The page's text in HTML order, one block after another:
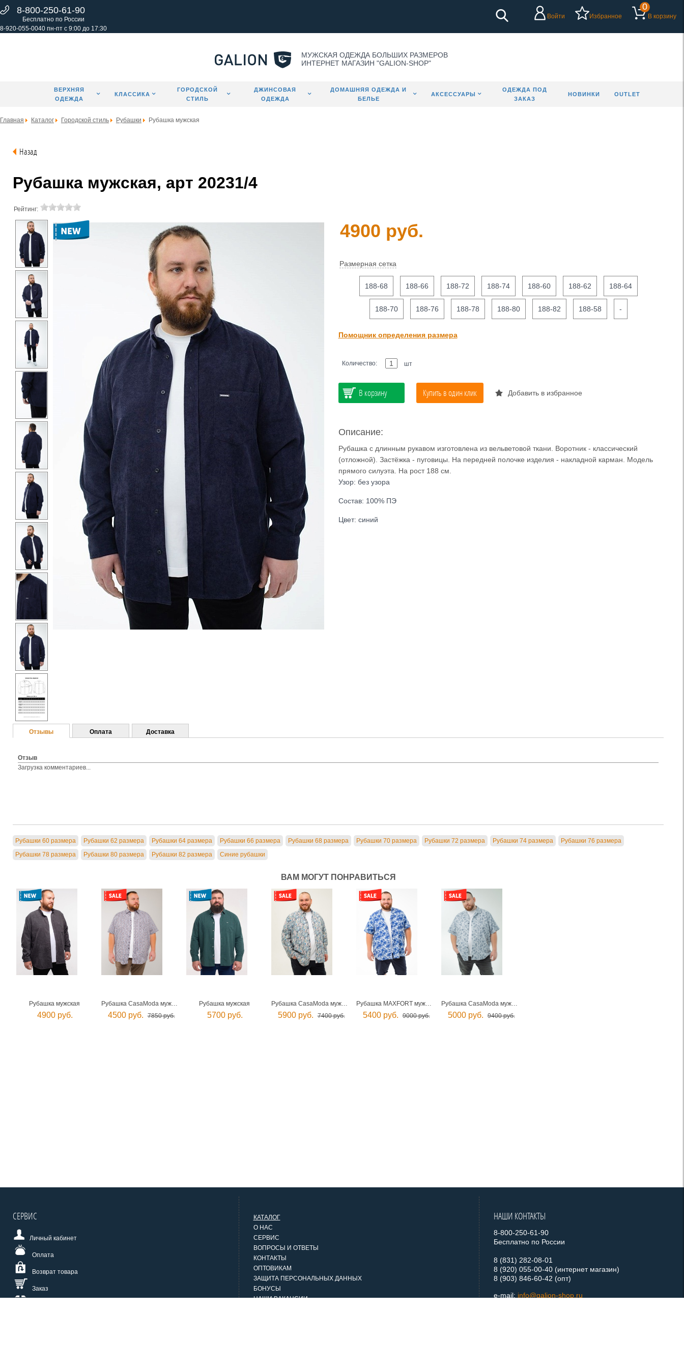
8-800-250-61-90
Бесплатно по России
8-920-055-0040 пн-пт с 9:00 до 17:30
Войти Избранное
0
В корзину
МУЖСКАЯ ОДЕЖДА БОЛЬШИХ РАЗМЕРОВ
ИНТЕРНЕТ МАГАЗИН "GALION-SHOP"
ВЕРХНЯЯ
ОДЕЖДА
КЛАССИКА
ГОРОДСКОЙ
СТИЛЬ
ДЖИНСОВАЯ
ОДЕЖДА
ДОМАШНЯЯ ОДЕЖДА И
БЕЛЬЕ
АКСЕССУАРЫ
ОДЕЖДА ПОД
ЗАКАЗ
НОВИНКИ OUTLET
Главная Каталог Городской стиль Рубашки Рубашка мужская
Назад
Рубашка мужская, арт 20231/4
Рейтинг:
4900 руб.
Размерная сетка
188-68 188-66 188-72 188-74 188-60 188-62 188-64
188-70 188-76 188-78 188-80 188-82 188-58 -
Помощник определения размера
Количество: шт
В корзину Купить в один клик Добавить в избранное
Описание:
Рубашка с длинным рукавом изготовлена из вельветовой ткани. Воротник - классический
(отложной). Застёжка - пуговицы. На передней полочке изделия - накладной карман. Модель
прямого силуэта. На рост 188 см.
Узор: без узора
Состав: 100% ПЭ
Цвет: синий
Отзывы
Отзыв
Загрузка комментариев...
Оплата Доставка
Рубашки 60 размера Рубашки 62 размера Рубашки 64 размера Рубашки 66 размера Рубашки 68 размера Рубашки 70 размера Рубашки 72 размера Рубашки 74 размера
Рубашки 76 размера
Рубашки 78 размера
Рубашки 80 размера Рубашки 82 размера Синие рубашки
ВАМ МОГУТ ПОНРАВИТЬСЯ
Рубашка мужская
4900 руб.
Рубашка CasaModa мужская
4500 руб. 7850 руб.
Рубашка мужская
5700 руб.
Рубашка CasaModa мужская
5900 руб. 7400 руб.
Рубашка MAXFORT мужская
5400 руб. 9000 руб.
Рубашка CasaModa мужская
5000 руб. 9400 руб.
СЕРВИС
Личный кабинет
Оплата
Возврат товара
Заказ
КАТАЛОГ
О НАС
СЕРВИС
ВОПРОСЫ И ОТВЕТЫ
КОНТАКТЫ
ОПТОВИКАМ
ЗАЩИТА ПЕРСОНАЛЬНЫХ ДАННЫХ
БОНУСЫ
НАШИ ВАКАНСИИ
НАШИ КОНТАКТЫ
8-800-250-61-90
Бесплатно по России
8 (831) 282-08-01
8 (920) 055-00-40 (интернет магазин)
8 (903) 846-60-42 (опт)
e-mail: info@galion-shop.ru